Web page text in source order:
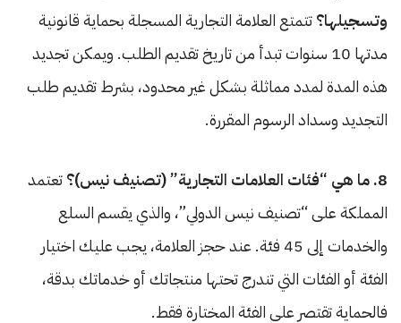
وتسجيلها؟تتمتع العلامة التجارية المسجلة بحماية قانونية
مدتها 10 سنوات تبدأ من تاريخ تقديم الطلب. ويمكن تجديد
هذه المدة لمدد مماثلة بشكل غير محدود، بشرط تقديم طلب
التجديد وسداد الرسوم المقررة.
8. ما هي “فئات العلامات التجارية” (تصنيف نيس)؟
تعتمد
المملكة على “تصنيف نيس الدولي”، والذي يقسم السلع
والخدمات إلى 45 فئة. عند حجز العلامة، يجب عليك اختيار
الفئة أو الفئات التي تندرج تحتها منتجاتك أو خدماتك بدقة،
فالحماية تقتصر على الفئة المختارة فقط.